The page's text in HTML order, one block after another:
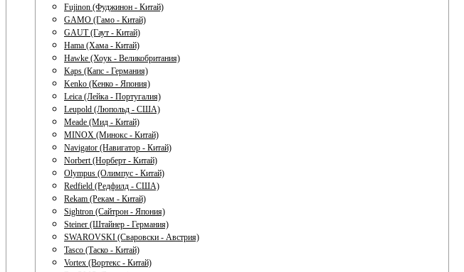
Fujinon (Фуджинон - Китай)
GAMO (Гамо - Китай)
GAUT (Гаут - Китай)
Hama (Хама - Китай)
Hawke (Хоук - Великобритания)
Kaps (Капс - Германия)
Kenko (Кенко - Япония)
Leica (Лейка - Португалия)
Leupold (Люпольд - США)
Meade (Мид - Китай)
MINOX (Минокс - Китай)
Navigator (Навигатор - Китай)
Norbert (Норберт - Китай)
Olympus (Олимпус - Китай)
Redfield (Редфилд - США)
Rekam (Рекам - Китай)
Sightron (Сайтрон - Япония)
Steiner (Штайнер - Германия)
SWAROVSKI (Сваровски - Австрия)
Tasco (Таско - Китай)
Vortex (Вортекс - Китай)